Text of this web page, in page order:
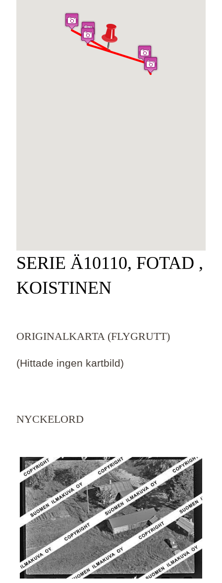
SERIE Ä10110, FOTAD ,
KOISTINEN
ORIGINALKARTA (FLYGRUTT)
(Hittade ingen kartbild)
NYCKELORD